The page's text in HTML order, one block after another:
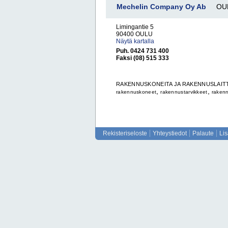
Mechelin Company Oy Ab
Limingantie 5
90400 OULU
Näytä kartalla
Puh. 0424 731 400
Faksi (08) 515 333
RAKENNUSKONEITA JA
rakennuskoneet ,rakennustarvikkeet
Rekisteriseloste Yhteystiedot Palaute